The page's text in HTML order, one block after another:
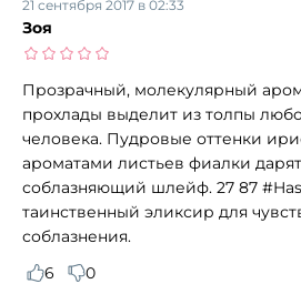
Зоя
21 сентября 2017 в 02:33
Прозрачный, молекулярный
прохлады выделит из толпы
человека. Пудровые оттенки
ароматами листьев фиалки
соблазняющий шлейф. 27 87
таинственный эликсир для
соблазнения.
6
0